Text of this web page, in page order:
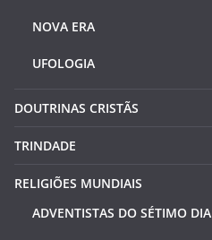
NOVA ERA
UFOLOGIA
DOUTRINAS CRISTÃS
TRINDADE
RELIGIÕES MUNDIAIS
ADVENTISTAS DO SÉTIMO DIA